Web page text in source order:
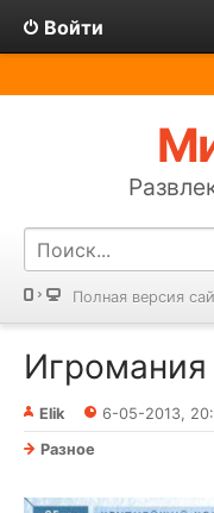
Войти
Полная версия
Elik 6-05-2013,
Разное